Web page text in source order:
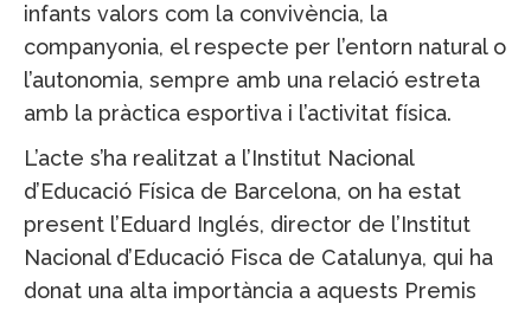
infants valors com la convivència, la
companyonia, el respecte per l’entorn natural o
l’autonomia, sempre amb una relació estreta
amb la pràctica esportiva i l’activitat física.
L’acte s’ha realitzat a l’Institut Nacional
d’Educació Física de Barcelona, on ha estat
present l’Eduard Inglés, director de l’Institut
Nacional d’Educació Fisca de Catalunya, qui ha
donat una alta importància a aquests Premis